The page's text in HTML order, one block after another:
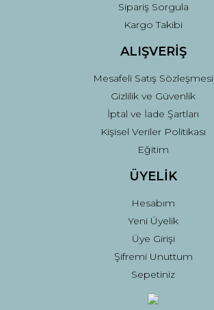
Gönder
Sipariş Sorgula
Kargo Takibi
ALIŞVERİŞ
Mesafeli Satış Sözleşmesi
Gizlilik ve Güvenlik
İptal ve İade Şartları
Kişisel Veriler Politikası
Eğitim
ÜYELİK
Hesabım
Yeni Üyelik
Üye Girişi
Şifremi Unuttum
Sepetiniz